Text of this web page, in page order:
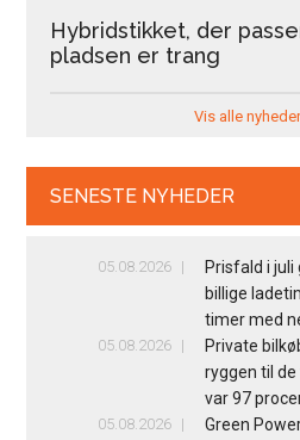
Hybridstikket, der
pladsen er trang
Vis alle
SENESTE NYHEDER
05.08.2026
Prisfald i
billige
timer med
05.08.2026
Private
ryggen til
var 97
05.08.2026
Green